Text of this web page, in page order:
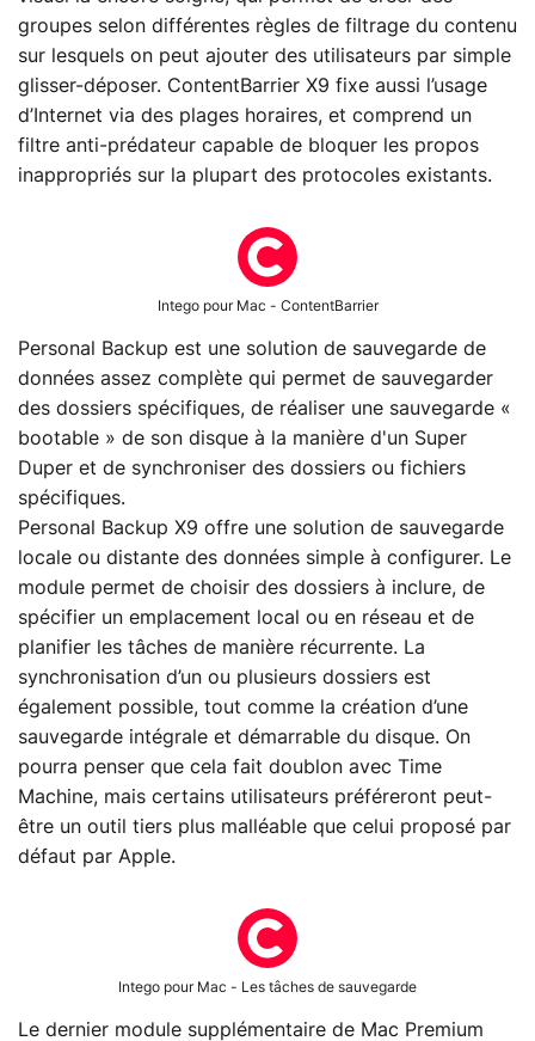
groupes selon différentes règles de filtrage du contenu
sur lesquels on peut ajouter des utilisateurs par simple
glisser-déposer. ContentBarrier X9 fixe aussi l’usage
d’Internet via des plages horaires, et comprend un
filtre anti-prédateur capable de bloquer les propos
inappropriés sur la plupart des protocoles existants.
Intego pour Mac - ContentBarrier
Personal Backup est une solution de sauvegarde de
données assez complète qui permet de sauvegarder
des dossiers spécifiques, de réaliser une sauvegarde «
bootable » de son disque à la manière d'un Super
Duper et de synchroniser des dossiers ou fichiers
spécifiques.
Personal Backup X9 offre une solution de sauvegarde
locale ou distante des données simple à configurer. Le
module permet de choisir des dossiers à inclure, de
spécifier un emplacement local ou en réseau et de
planifier les tâches de manière récurrente. La
synchronisation d’un ou plusieurs dossiers est
également possible, tout comme la création d’une
sauvegarde intégrale et démarrable du disque. On
pourra penser que cela fait doublon avec Time
Machine, mais certains utilisateurs préféreront peut-
être un outil tiers plus malléable que celui proposé par
défaut par Apple.
Intego pour Mac - Les tâches de sauvegarde
Le dernier module supplémentaire de Mac Premium